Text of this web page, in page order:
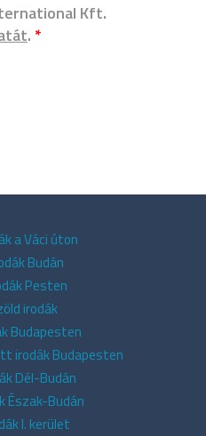
Kft.
. *
a Váci úton
Budán
Pesten
irodák
Budapesten
irodák Budapesten
Dél-Budán
Észak-Budán
I. kerület